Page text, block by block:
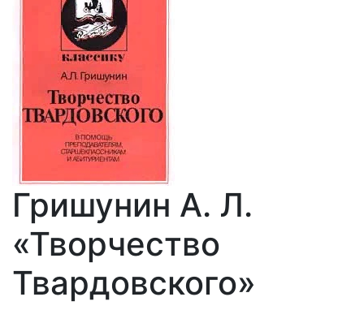
Гришунин А. Л.
«Творчество
Твардовского»